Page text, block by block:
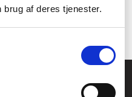
af deres tjenester.